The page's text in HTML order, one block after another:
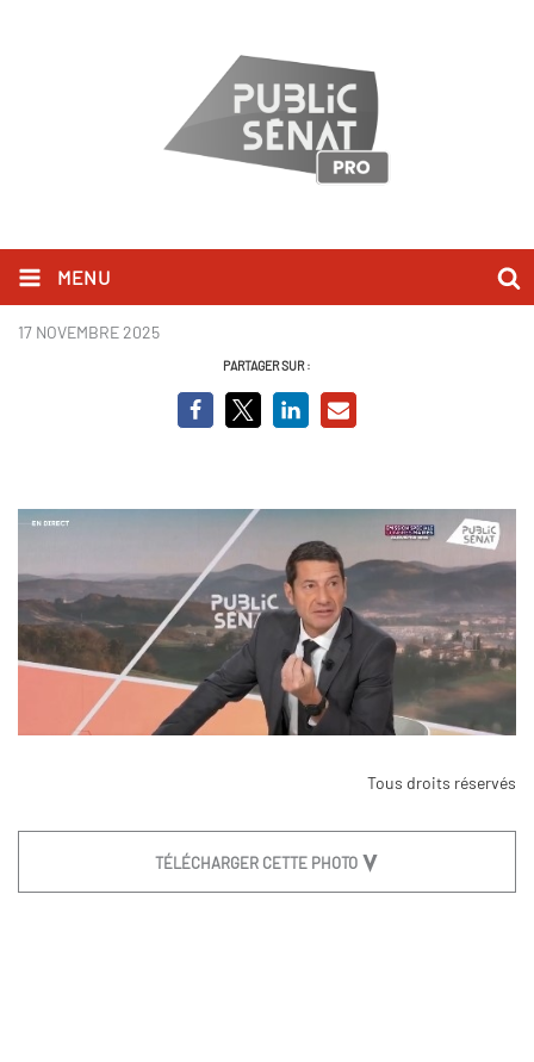
MENU
David Lisnard BCVO
17 NOVEMBRE 2025
PARTAGER SUR :
Tous droits réservés
TÉLÉCHARGER CETTE PHOTO